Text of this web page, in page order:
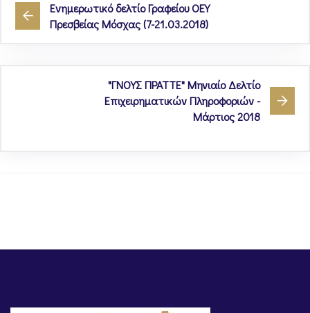
Ενημερωτικό δελτίο Γραφείου ΟΕΥ
Πρεσβείας Μόσχας (7-21.03.2018)
"ΓΝΟΥΣ ΠΡΑΤΤΕ" Μηνιαίο Δελτίο
Επιχειρηματικών Πληροφοριών -
Μάρτιος 2018